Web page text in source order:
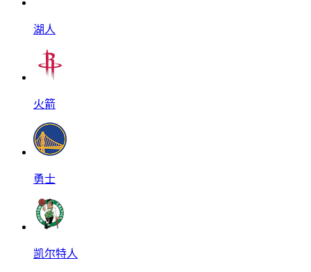
湖人
火箭
勇士
凯尔特人